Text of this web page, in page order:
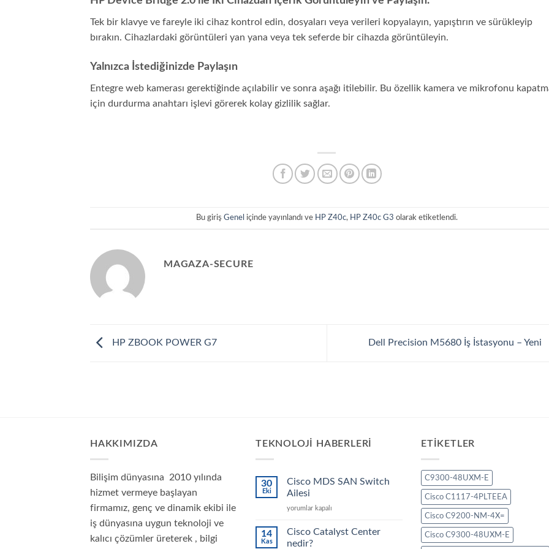
Tek bir klavye ve fareyle iki cihaz kontrol edin, dosyaları veya verileri kopyalayın, yapıştırın ve sürükleyip
bırakın. Cihazlardaki görüntüleri yan yana veya tek seferde bir cihazda görüntüleyin.
Yalnızca İstediğinizde Paylaşın
Entegre web kamerası gerektiğinde açılabilir ve sonra aşağı itilebilir. Bu özellik kamera ve mikrofonu
için durdurma anahtarı işlevi görerek kolay gizlilik sağlar.
Bu giriş Genel içinde yayınlandı ve HP Z40c, HP Z40c G3 olarak etiketlendi.
MAGAZA-SECURE
HP ZBOOK POWER G7 Dell Precision M5680 İş İstasyonu – Yeni
HAKKIMIZDA
Bilişim dünyasına 2010 yılında
hizmet vermeye başlayan
firmamız, genç ve dinamik ekibi ile
iş dünyasına uygun teknoloji ve
kalıcı çözümler üreterek , bilgi
TEKNOLOJI HABERLERI
30
Eki
Cisco MDS SAN Switch
Ailesi
Cisco
SAN
Switch
yorumlar kapalı
14
Kas
Cisco Catalyst Center
nedir?
ETIKETLER
C9300-48UXM-E
Cisco C1117-4PLTEEA
Cisco C9200-NM-4X=
Cisco C9300-48UXM-E